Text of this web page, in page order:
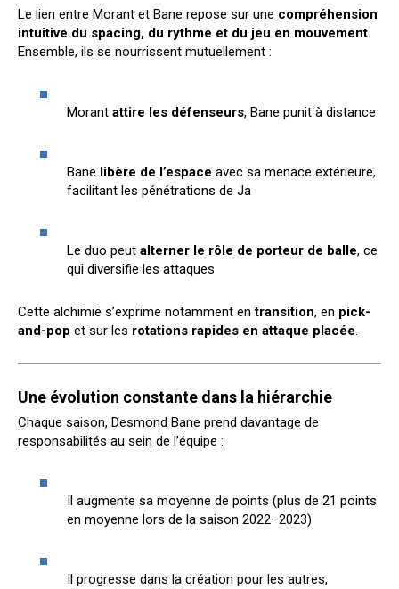
Le lien entre Morant et Bane repose sur une compréhension
intuitive du spacing, du rythme et du jeu en mouvement.
Ensemble, ils se nourrissent mutuellement :
Morant attire les défenseurs, Bane punit à distance
Bane libère de l’espace avec sa menace extérieure,
facilitant les pénétrations de Ja
Le duo peut alterner le rôle de porteur de balle, ce
qui diversifie les attaques
Cette alchimie s’exprime notamment entransition, en pick-
and-pop et sur les rotations rapides en attaque placée.
Une évolution constante dans la hiérarchie
Chaque saison, Desmond Bane prend davantage de
responsabilités au sein de l’équipe :
Il augmente sa moyenne de points (plus de 21 points
en moyenne lors de la saison 2022–2023)
Il progresse dans la création pour les autres,